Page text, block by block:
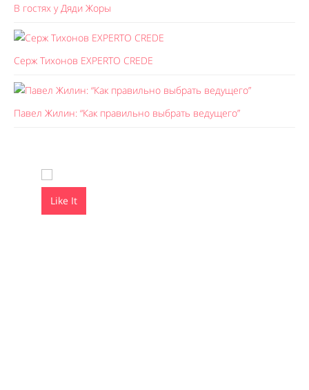
В гостях у Дяди Жоры
Серж Тихонов EXPERTO CREDE
Павел Жилин: “Как правильно выбрать ведущего”
Like It